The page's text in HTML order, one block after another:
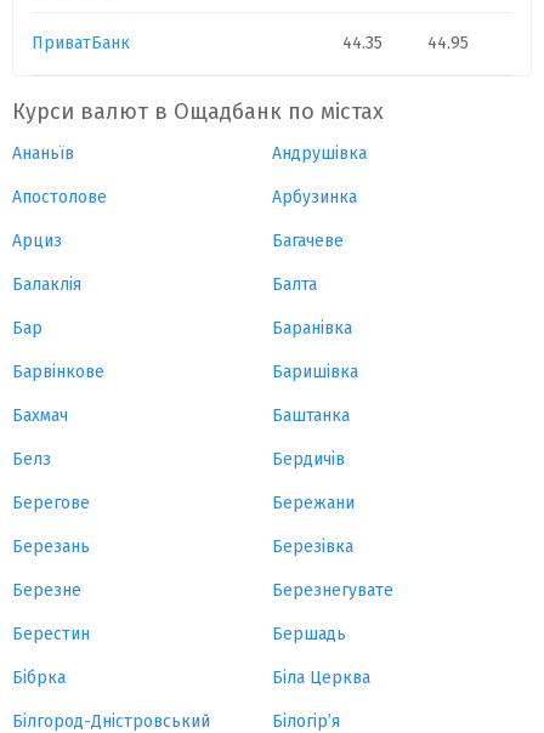
ПриватБанк 44.35 44.95
Курси валют в Ощадбанк по містах
Ананьїв Андрушівка
Апостолове Арбузинка
Арциз Багачеве
Балаклія Балта
Бар Баранівка
Барвінкове Баришівка
Бахмач Баштанка
Белз Бердичів
Берегове Бережани
Березань Березівка
Березне Березнегувате
Берестин Бершадь
Бібрка Біла Церква
Білгород-Дністровський Білогір’я